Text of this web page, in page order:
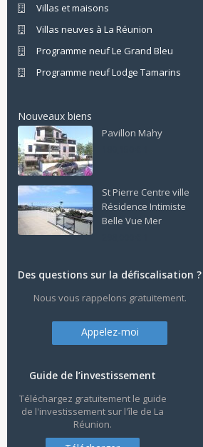
Villas et maisons
Villas neuves à La Réunion
Programme neuf Le Grand Bleu
Programme neuf Lodge Tamarins
Nouveaux biens
Pavillon Mahy
St Pierre Centre ville
Résidence Intimiste
Belle Vue Mer
Des questions sur la défiscalisation ?
Nous vous rappelons gratuitement.
Appelez-moi
Guide de l’investissement
Téléchargez gratuitement le guide
de l'investissement sur l'île de La
Réunion.